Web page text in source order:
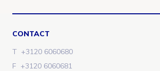
CONTACT
T +3120 6060680
F +3120 6060681